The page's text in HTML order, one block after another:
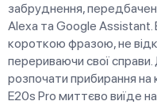
забруднення,
Alexa та Google Assistant.
короткою фразою, не
перериваючи свої
розпочати прибирання на
E20s Pro миттєво виїде